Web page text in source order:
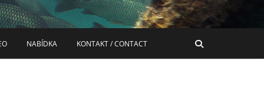
NABÍDKA KONTAKT / CONTACT